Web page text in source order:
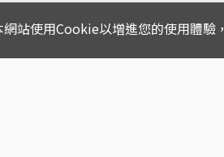
網站使用Cookie以增進您的使用體驗，